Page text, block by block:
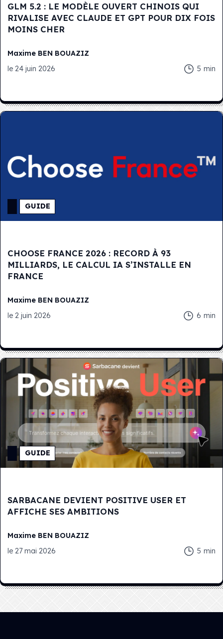
GLM 5.2 : LE MODÈLE OUVERT CHINOIS QUI
RIVALISE AVEC CLAUDE ET GPT POUR DIX FOIS
MOINS CHER
Maxime BEN BOUAZIZ
le24 juin 2026 5 min
GUIDE
CHOOSE FRANCE 2026 : RECORD À 93
MILLIARDS, LE CALCUL IA S’INSTALLE EN
FRANCE
Maxime BEN BOUAZIZ
le2 juin 2026 6 min
GUIDE
SARBACANE DEVIENT POSITIVE USER ET
AFFICHE SES AMBITIONS
Maxime BEN BOUAZIZ
le27 mai 2026 5 min